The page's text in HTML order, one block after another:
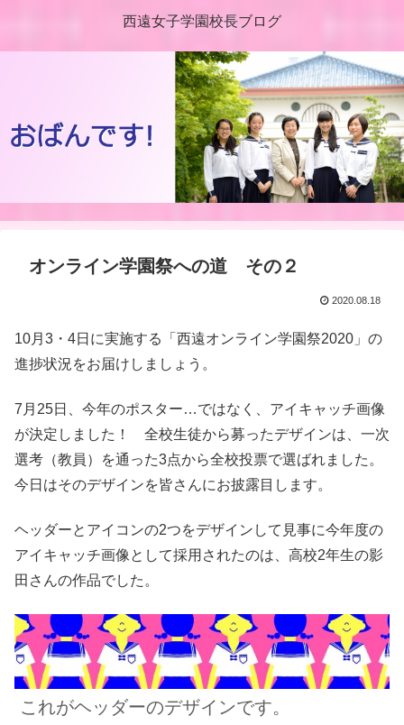
西遠女子学園校長ブログ
オンライン学園祭への道 その２
2020.08.18
10月3・4日に実施する「西遠オンライン学園祭2020」の
進捗状況をお届けしましょう。
7月25日、今年のポスター…ではなく、アイキャッチ画像
が決定しました！ 全校生徒から募ったデザインは、一次
選考（教員）を通った3点から全校投票で選ばれました。
今日はそのデザインを皆さんにお披露目します。
ヘッダーとアイコンの2つをデザインして見事に今年度の
アイキャッチ画像として採用されたのは、高校2年生の影
田さんの作品でした。
これがヘッダーのデザインです。